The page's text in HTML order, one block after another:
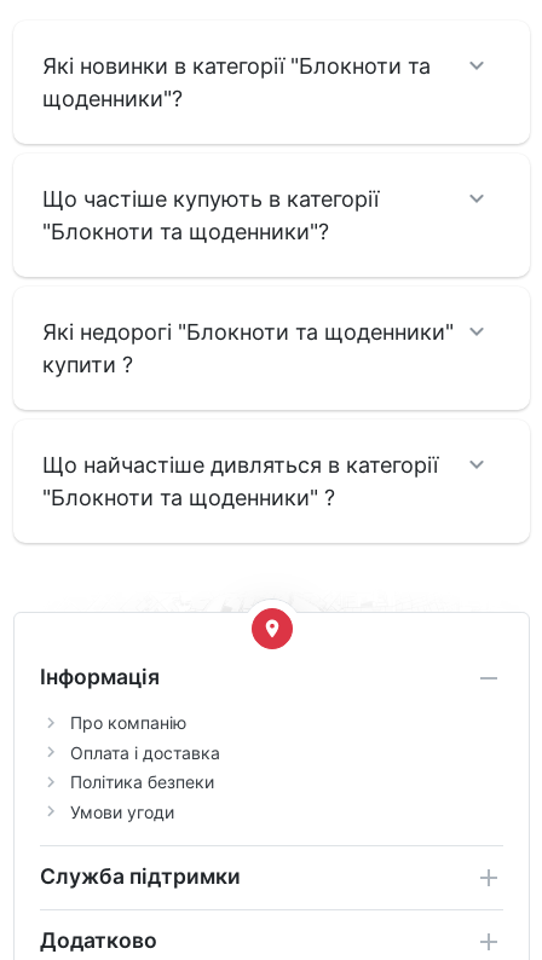
Які новинки в категорії "Блокноти та
щоденники"?
Що частіше купують в категорії
"Блокноти та щоденники"?
Які недорогі "Блокноти та щоденники"
купити ?
Що найчастіше дивляться в категорії
"Блокноти та щоденники" ?
Інформація
Про компанію
Оплата і доставка
Політика безпеки
Умови угоди
Служба підтримки
Додатково